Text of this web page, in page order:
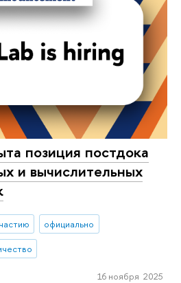
позиция постдока
и вычислительных
официально
16 ноября 2025